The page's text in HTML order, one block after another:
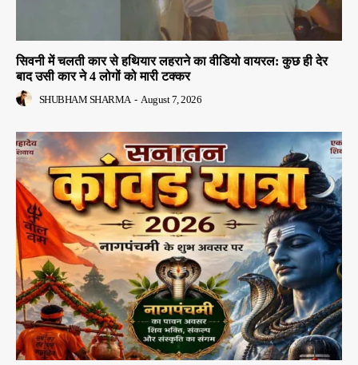
सिवनी में चलती कार से हथियार लहराने का वीडियो वायरल: कुछ ही देर
बाद उसी कार ने 4 लोगों को मारी टक्कर
SHUBHAM SHARMA - August 7, 2026